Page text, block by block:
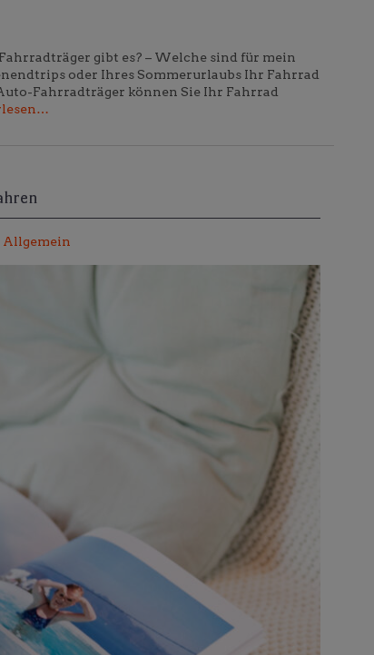
gibt es? – Welche sind für mein
oder Ihres Sommerurlaubs Ihr Fahrrad
Fahrradträger können Sie Ihr Fahrrad
Allgemein